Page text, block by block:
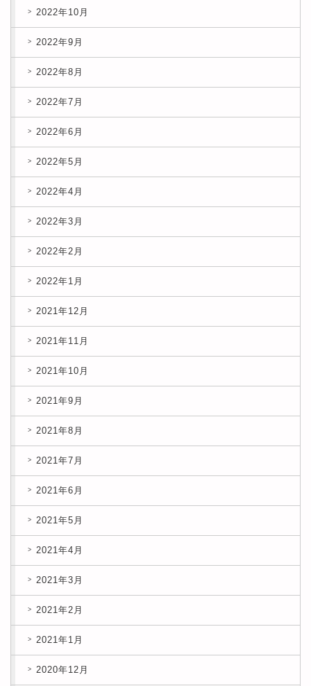
2022年10月
2022年9月
2022年8月
2022年7月
2022年6月
2022年5月
2022年4月
2022年3月
2022年2月
2022年1月
2021年12月
2021年11月
2021年10月
2021年9月
2021年8月
2021年7月
2021年6月
2021年5月
2021年4月
2021年3月
2021年2月
2021年1月
2020年12月